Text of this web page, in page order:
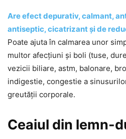
Are efect depurativ, calmant,
antiseptic, cicatrizant și de
Poate ajuta în calmarea unor
multor afecțiuni și boli (tuse,
vezicii biliare, astm, balonare,
indigestie, congestie a
greutății corporale.
Ceaiul din lemn-